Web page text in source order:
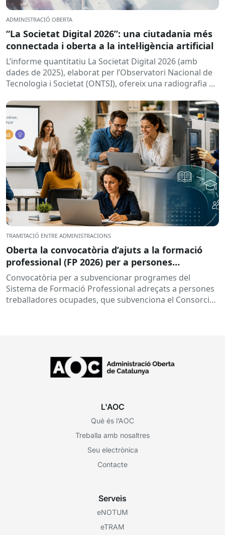
ADMINISTRACIÓ OBERTA
“La Societat Digital 2026”: una ciutadania més
connectada i oberta a la intel·ligència artificial
L’informe quantitatiu La Societat Digital 2026 (amb
dades de 2025), elaborat per l’Observatori Nacional de
Tecnologia i Societat (ONTSI), ofereix una radiografia de
TRAMITACIÓ ENTRE ADMINISTRACIONS
Oberta la convocatòria d’ajuts a la formació
professional (FP 2026) per a persones
treballadores ocupades
Convocatòria per a subvencionar programes del
Sistema de Formació Professional adreçats a persones
treballadores ocupades, que subvenciona el Consorci
L'AOC
Què és l’AOC
Treballa amb nosaltres
Seu electrònica
Contacte
Serveis
eNOTUM
eTRAM